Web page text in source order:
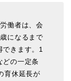
働者は、会
になるまで
きます。1
どの一定条
育休延長が